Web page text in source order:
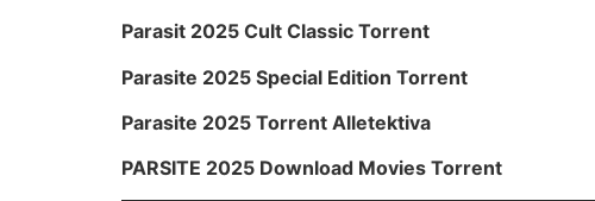
Parasit 2025 Cult Classic Torrent
Parasite 2025 Special Edition Torrent
Parasite 2025 Torrent Alletektiva
PARSITE 2025 Download Movies Torrent